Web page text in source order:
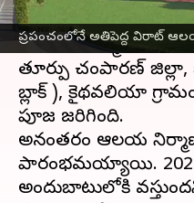
ప్రపంచంలోనే అతిపెద్ద విరాట్‌
ప్రపంచం లోనే
బీహార్లో నిర్మితం
తూర్పు చంపారణ్‌
బ్లాక్ ), కైథవలియా
పూజ జరిగింది.
అనంతరం ఆలయ
ప్రారంభమయ్యాయి.
అందుబాటులోకి